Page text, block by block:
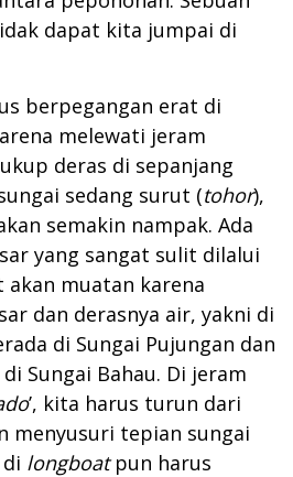
dapat kita jumpai di
berpegangan erat di
melewati jeram
deras di sepanjang
sedang surut (tohor),
semakin nampak. Ada
yang sangat sulit dilalui
muatan karena
dan derasnya air, yakni di
di Sungai Pujungan dan
di Sungai Bahau. Di jeram
’, kita harus turun dari
menyusuri tepian sungai
longboatpun harus